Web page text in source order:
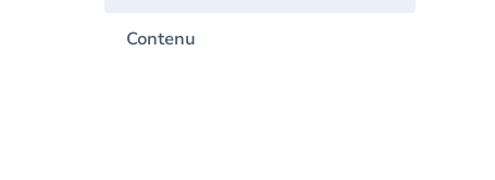
Contenu